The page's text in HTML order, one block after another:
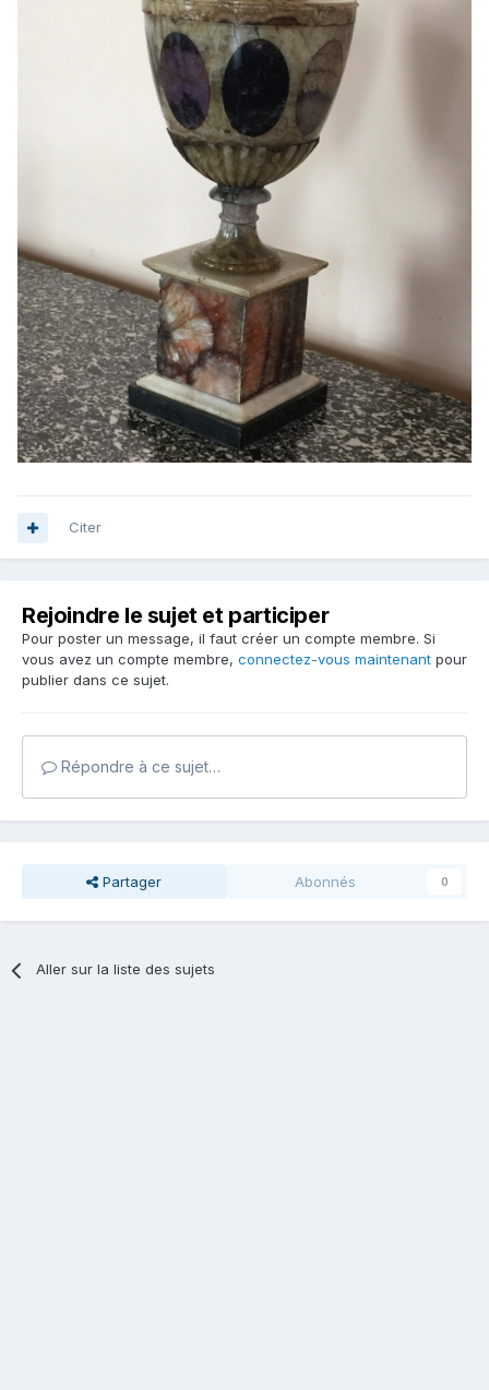
Citer
Rejoindre le sujet et participer
Pour poster un message, il faut créer un compte membre. Si
vous avez un compte membre, connectez-vous maintenant pour
publier dans ce sujet.
Répondre à ce sujet…
Partager Abonnés 0
Aller sur la liste des sujets